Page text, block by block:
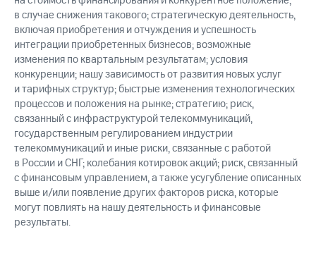
в случае снижения такового; стратегическую деятельность,
включая приобретения и отчуждения и успешность
интеграции приобретенных бизнесов; возможные
изменения по квартальным результатам; условия
конкуренции; нашу зависимость от развития новых услуг
и тарифных структур; быстрые изменения технологических
процессов и положения на рынке; стратегию; риск,
связанный с инфраструктурой телекоммуникаций,
государственным регулированием индустрии
телекоммуникаций и иные риски, связанные с работой
в России и СНГ; колебания котировок акций; риск, связанный
с финансовым управлением, а также усугубление описанных
выше и/или появление других факторов риска, которые
могут повлиять на нашу деятельность и финансовые
результаты.